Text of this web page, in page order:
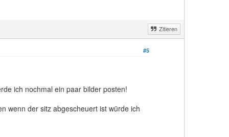
Zitieren
#5
ich nochmal ein paar bilder posten!
wenn der sitz abgescheuert ist würde ich